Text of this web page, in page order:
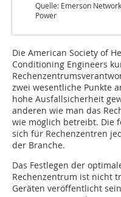
Quelle: Emerson Network
Power
Die American Society of
Conditioning Engineers
zwei wesentliche Punkte
hohe Ausfallsicherheit
anderen wie man das
wie möglich betreibt. Die
sich für Rechenzentren
der Branche.
Das Festlegen der
Rechenzentrum ist nicht
Geräten veröffentlicht